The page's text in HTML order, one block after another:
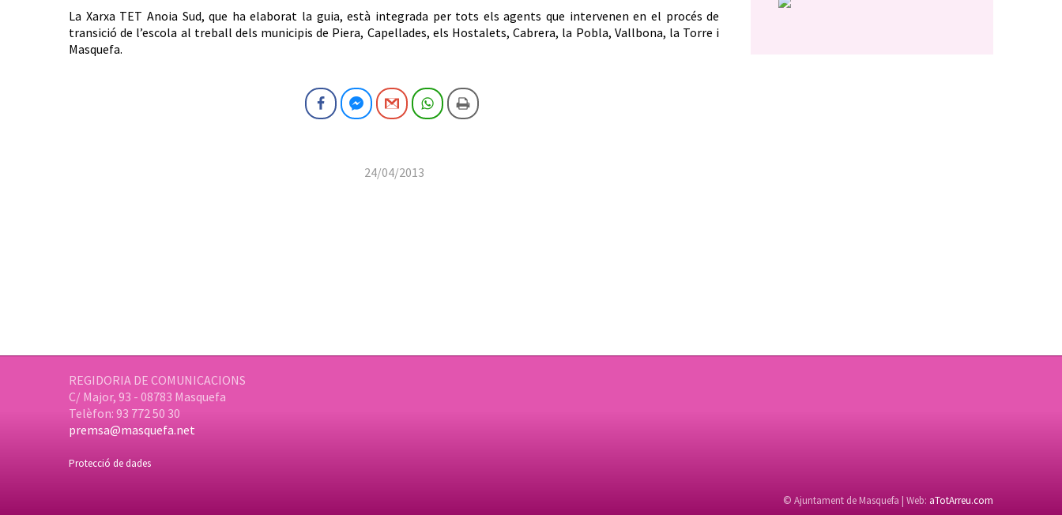
La Xarxa TET Anoia Sud, que ha elaborat la guia, està integrada per tots els agents que intervenen en el procés de
transició de l’escola al treball dels municipis de Piera, Capellades, els Hostalets, Cabrera, la Pobla, Vallbona, la Torre i
Masquefa.
FacebookFacebook Messenger
Gmail WhatsAppImprimeix
24/04/2013
REGIDORIA DE COMUNICACIONS
C/ Major, 93 - 08783 Masquefa
Telèfon: 93 772 50 30
premsa@masquefa.net
Protecció de dades
© Ajuntament de Masquefa | Web: aTotArreu.com